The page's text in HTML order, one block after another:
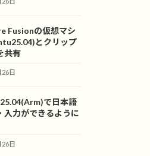
Fusionの仮想マシ
とクリップ
共有
日
で日本語
入力ができるように
26日